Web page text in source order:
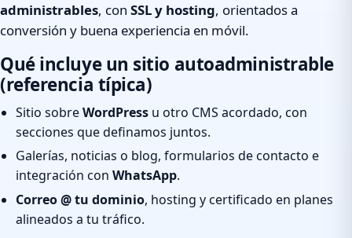
administrables, con SSL y hosting, orientados a
conversión y buena experiencia en móvil.
Qué incluye un sitio autoadministrable
(referencia típica)
Sitio sobreWordPress u otro CMS acordado, con
secciones que definamos juntos.
Galerías, noticias o blog, formularios de contacto e
integración con WhatsApp.
Correo @ tu dominio, hosting y certificado en planes
alineados a tu tráfico.